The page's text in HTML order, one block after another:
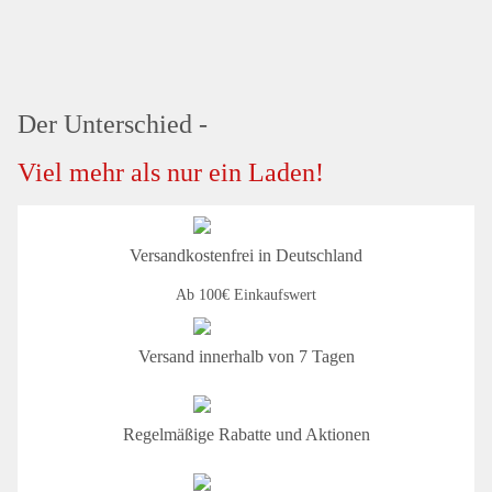
Der Unterschied -
Viel mehr als nur ein Laden!
Versandkostenfrei in Deutschland
Ab 100€ Einkaufswert
Versand innerhalb von 7 Tagen
Regelmäßige Rabatte und Aktionen